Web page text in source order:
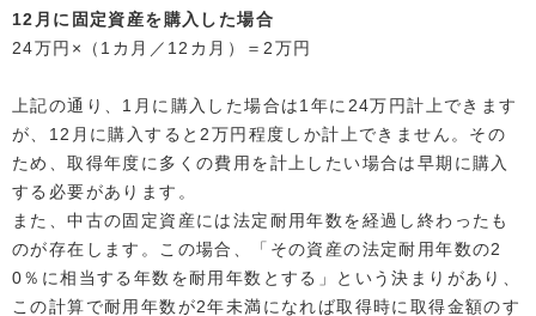
12月に固定資産を購入した場合
24万円×（1カ月／12カ月）＝2万円
上記の通り、1月に購入した場合は1年に24万円計上できます
が、12月に購入すると2万円程度しか計上できません。その
ため、取得年度に多くの費用を計上したい場合は早期に購入
する必要があります。
また、中古の固定資産には法定耐用年数を経過し終わったも
のが存在します。この場合、「その資産の法定耐用年数の2
0％に相当する年数を耐用年数とする」という決まりがあり、
この計算で耐用年数が2年未満になれば取得時に取得金額のす